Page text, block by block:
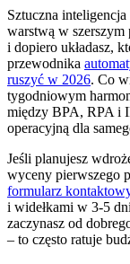
Sztuczna
warstwą w szerszym
i dopiero układasz,
przewodnika
ruszyć w 2026. Co
tygodniowym
między BPA, RPA i
operacyjną dla
Jeśli planujesz
wyceny pierwszego
formularz
i widełkami w 3-5
zaczynasz od
– to często ratuje